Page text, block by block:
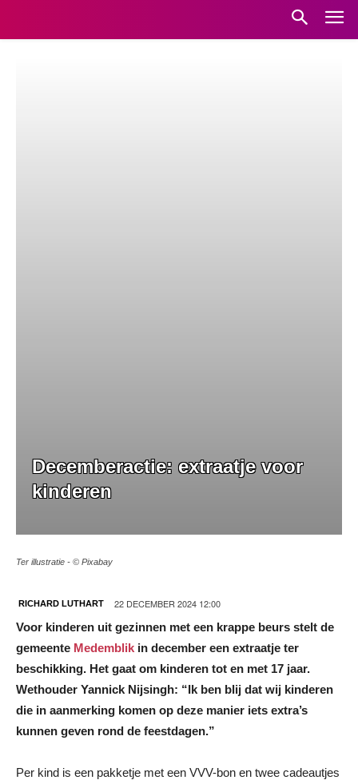
Decemberactie: extraatje voor
kinderen
Ter illustratie - © Pixabay
RICHARD LUTHART 22 DECEMBER 2024 12:00
Voor kinderen uit gezinnen met een krappe beurs stelt de
gemeente Medemblik in december een extraatje ter
beschikking. Het gaat om kinderen tot en met 17 jaar.
Wethouder Yannick Nijsingh: “Ik ben blij dat wij kinderen
die in aanmerking komen op deze manier iets extra’s
kunnen geven rond de feestdagen.”
Per kind is een pakketje met een VVV-bon en twee cadeautjes